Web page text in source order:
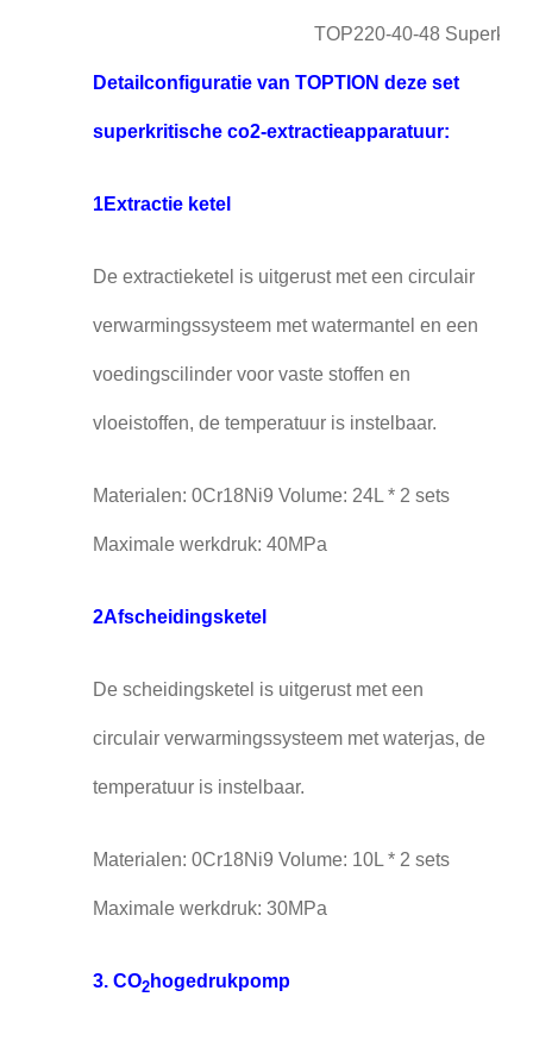
TOP220-40-48
Detailconfiguratie van TOPTION deze set
superkritische co2-extractieapparatuur:
1Extractie ketel
De extractieketel is uitgerust met een circulair
verwarmingssysteem met watermantel en een
voedingscilinder voor vaste stoffen en
vloeistoffen, de temperatuur is instelbaar.
Materialen: 0Cr18Ni9 Volume: 24L * 2 sets
Maximale werkdruk: 40MPa
2Afscheidingsketel
De scheidingsketel is uitgerust met een
circulair verwarmingssysteem met waterjas, de
temperatuur is instelbaar.
Materialen: 0Cr18Ni9 Volume: 10L * 2 sets
Maximale werkdruk: 30MPa
3. CO2hogedrukpomp